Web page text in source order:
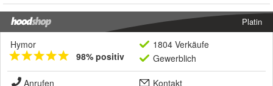
Platin
Hymor
98% positiv
1804 Verkäufe
Gewerblich
Anrufen
Kontakt